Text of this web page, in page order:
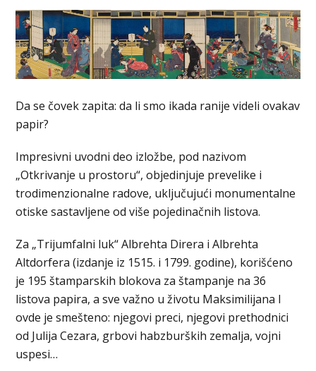
Da se čovek zapita: da li smo ikada ranije videli ovakav
papir?
Impresivni uvodni deo izložbe, pod nazivom
„Otkrivanje u prostoru“, objedinjuje prevelike i
trodimenzionalne radove, uključujući monumentalne
otiske sastavljene od više pojedinačnih listova.
Za „Trijumfalni luk“ Albrehta Direra i Albrehta
Altdorfera (izdanje iz 1515. i 1799. godine), korišćeno
je 195 štamparskih blokova za štampanje na 36
listova papira, a sve važno u životu Maksimilijana I
ovde je smešteno: njegovi preci, njegovi prethodnici
od Julija Cezara, grbovi habzburških zemalja, vojni
uspesi…